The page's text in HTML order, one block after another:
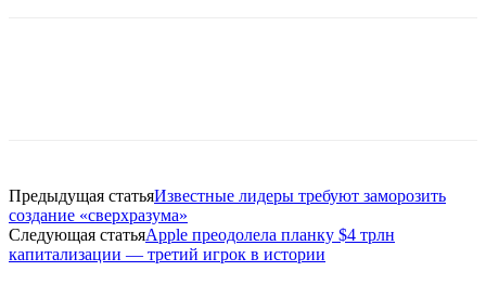
Предыдущая статьяИзвестные лидеры требуют заморозить
создание «сверхразума»
Следующая статьяApple преодолела планку $4 трлн
капитализации — третий игрок в истории